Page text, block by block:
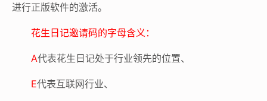
进行正版软件的激活。
花生日记邀请码的字母含义：
A代表花生日记处于行业领先的位置、
E代表互联网行业、